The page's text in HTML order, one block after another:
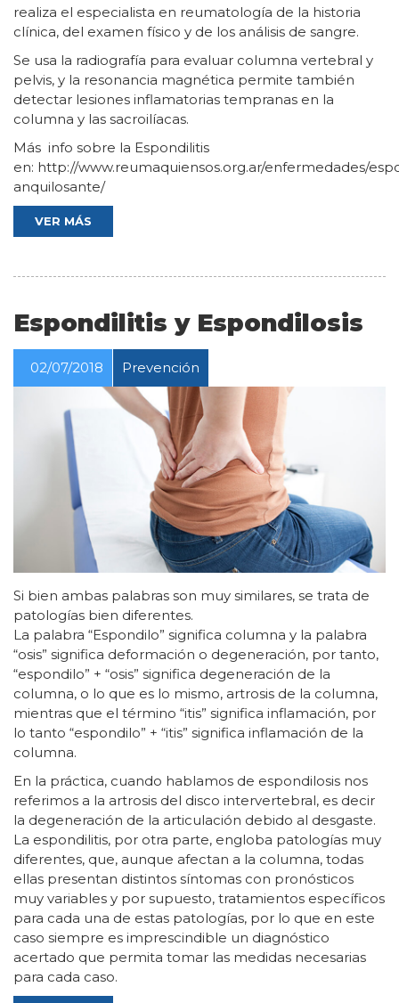
realiza el especialista en reumatología de la historia
clínica, del examen físico y de los análisis de sangre.
Se usa la radiografía para evaluar columna vertebral y
pelvis, y la resonancia magnética permite también
detectar lesiones inflamatorias tempranas en la
columna y las sacroilíacas.
Más info sobre la Espondilitis
en: http://www.reumaquiensos.org.ar/enfermedades/
anquilosante/
VER MÁS
Espondilitis y Espondilosis
02/07/2018 Prevención
Si bien ambas palabras son muy similares, se trata de
patologías bien diferentes.
La palabra “Espondilo” significa columna y la palabra
“osis” significa deformación o degeneración, por tanto,
“espondilo” + “osis” significa degeneración de la
columna, o lo que es lo mismo, artrosis de la columna,
mientras que el término “itis” significa inflamación, por
lo tanto “espondilo” + “itis” significa inflamación de la
columna.
En la práctica, cuando hablamos de espondilosis nos
referimos a la artrosis del disco intervertebral, es decir
la degeneración de la articulación debido al desgaste.
La espondilitis, por otra parte, engloba patologías muy
diferentes, que, aunque afectan a la columna, todas
ellas presentan distintos síntomas con pronósticos
muy variables y por supuesto, tratamientos específicos
para cada una de estas patologías, por lo que en este
caso siempre es imprescindible un diagnóstico
acertado que permita tomar las medidas necesarias
para cada caso.